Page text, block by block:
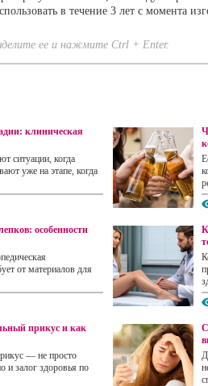
в течение 3 лет с момента
ее и нажмите Ctrl + Enter.
клиническая
ситуации, когда
уже на этапе, когда
особенности
от материалов для
прикус и как
— не просто
и залог здоровья по